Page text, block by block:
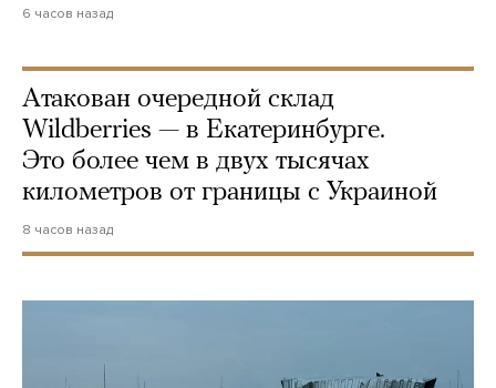
6 часов назад
Атакован очередной склад
Wildberries — в Екатеринбурге.
Это более чем в двух тысячах
километров от границы с Украиной
8 часов назад